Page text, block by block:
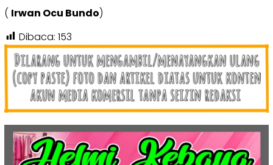
( Irwan Ocu Bundo)
Dibaca: 153